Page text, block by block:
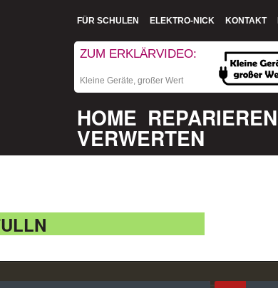
FÜR SCHULEN ELEKTRO-NICK KONTAKT
ZUM ERKLÄRVIDEO:
Kleine Geräte, großer Wert
HOME REPARIEREN
VERWERTEN